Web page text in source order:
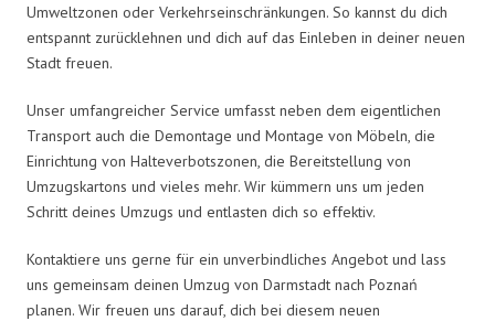
Umweltzonen oder Verkehrseinschränkungen. So kannst du dich
entspannt zurücklehnen und dich auf das Einleben in deiner neuen
Stadt freuen.
Unser umfangreicher Service umfasst neben dem eigentlichen
Transport auch die Demontage und Montage von Möbeln, die
Einrichtung von Halteverbotszonen, die Bereitstellung von
Umzugskartons und vieles mehr. Wir kümmern uns um jeden
Schritt deines Umzugs und entlasten dich so effektiv.
Kontaktiere uns gerne für ein unverbindliches Angebot und lass
uns gemeinsam deinen Umzug von Darmstadt nach Poznań
planen. Wir freuen uns darauf, dich bei diesem neuen